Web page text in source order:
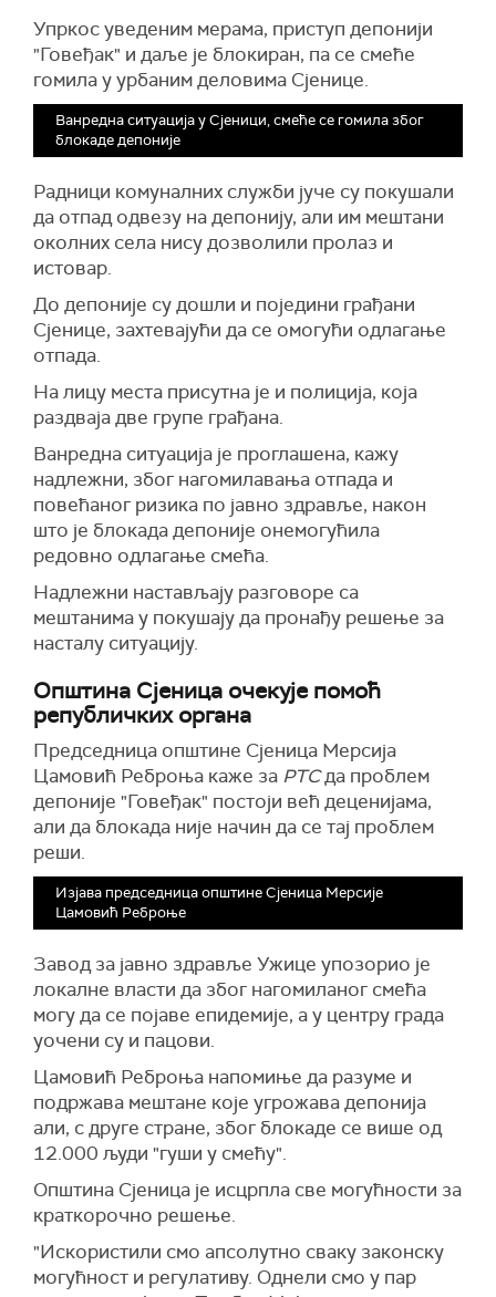
Упркосуведеним мерама, приступ депонији
"Говеђак" и даље је блокиран, па се смеће
гомила у урбаним деловима Сјенице.
Ванредна ситуација у Сјеници, смеће се гомила због
блокаде депоније
Радници комуналних служби јуче су покушали
да отпад одвезу на депонију, али им мештани
околних села нису дозволили пролаз и
истовар.
До депоније су дошли и поједини грађани
Сјенице, захтевајући да се омогући одлагање
отпада.
На лицу места присутна је и полиција, која
раздваја две групе грађана.
Ванредна ситуација је проглашена, кажу
надлежни, због нагомилавања отпада и
повећаног ризика по јавно здравље, након
што је блокада депоније онемогућила
редовно одлагање смећа.
Надлежни настављају разговоре са
мештанима у покушају да пронађу решење за
насталу ситуацију.
Општина Сјеница очекује помоћ
републичких органа
Председница општине Сјеница Мерсија
Цамовић Реброња каже за РТСда проблем
депоније "Говеђак" постоји већ деценијама,
али да блокада није начин да се тај проблем
реши.
Изјава председница општине Сјеница Мерсије
Цамовић Реброње
Завод за јавно здравље Ужице упозорио је
локалне власти да због нагомиланог смећа
могу да се појаве епидемије, а у центру града
уочени су и пацови.
Цамовић Реброња напомиње да разуме и
подржава мештане које угрожава депонија
али, с друге стране, због блокаде се више од
12.000 људи "гуши у смећу".
Општина Сјеница је исцрпла све могућности за
краткорочно решење.
"Искористили смо апсолутно сваку законску
могућност и регулативу. Однели смо у пар